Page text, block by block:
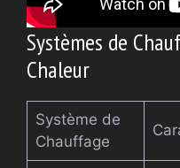
Systèmes de
Chaleur
Système de
Chauffage